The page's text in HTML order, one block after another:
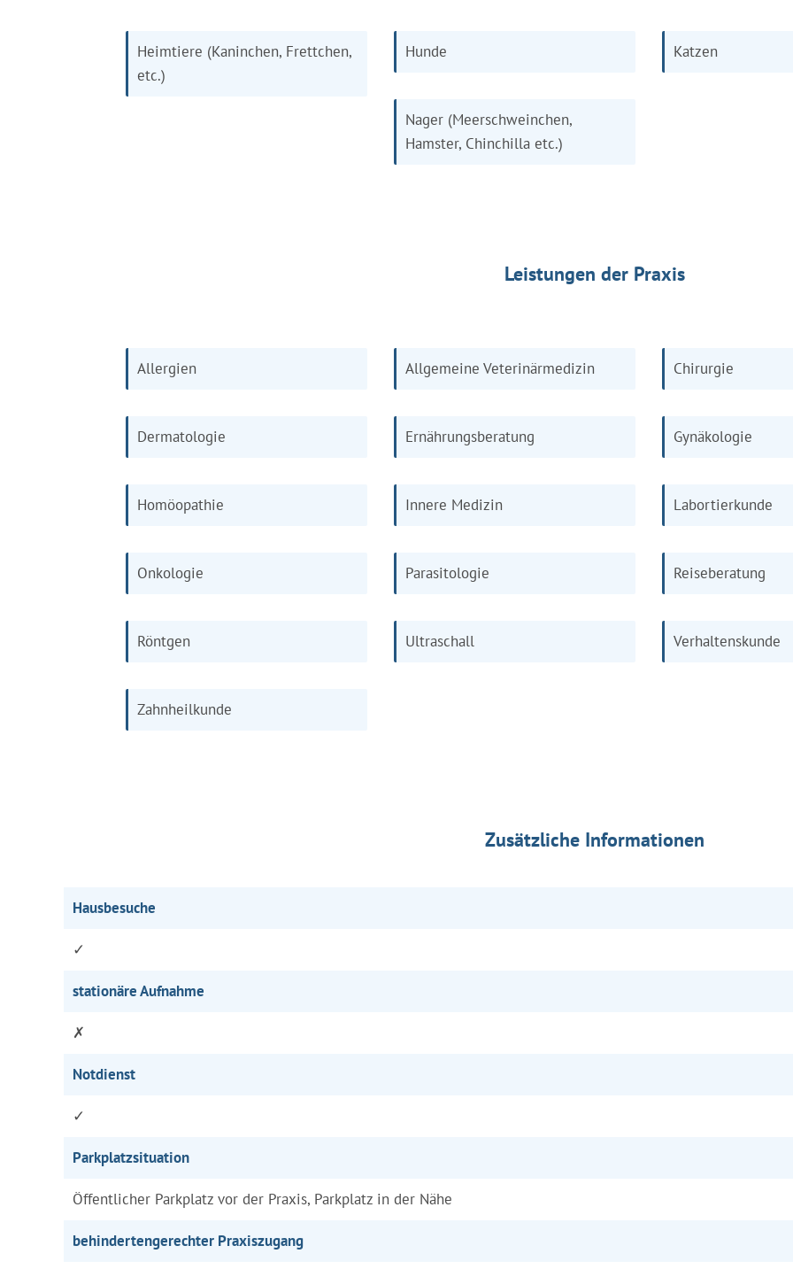
Heimtiere (Kaninchen, Frettchen,
etc.)
Hunde Katzen
Nager (Meerschweinchen,
Hamster, Chinchilla etc.)
Leistungen der Praxis
Allergien Allgemeine Veterinärmedizin Chirurgie
Dermatologie Ernährungsberatung Gynäkologie
Homöopathie Innere Medizin Labortierkunde
Onkologie Parasitologie Reiseberatung
Röntgen Ultraschall Verhaltenskunde
Zahnheilkunde
Zusätzliche Informationen
Hausbesuche
✓
stationäre Aufnahme
✗
Notdienst
✓
Parkplatzsituation
Öffentlicher Parkplatz vor der Praxis, Parkplatz in der Nähe
behindertengerechter Praxiszugang